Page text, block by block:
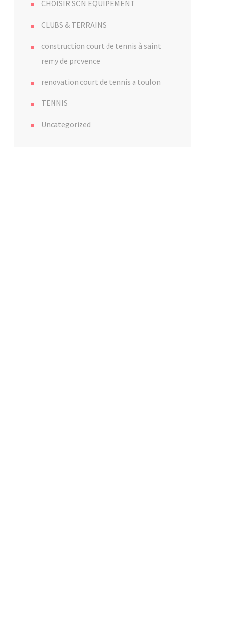
CHOISIR SON ÉQUIPEMENT
CLUBS & TERRAINS
construction court de tennis à saint
remy de provence
renovation court de tennis a toulon
TENNIS
Uncategorized